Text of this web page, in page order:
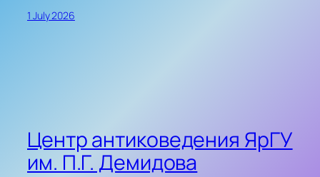
1 July 2026
Центр антиковедения ЯрГУ
им. П.Г. Демидова